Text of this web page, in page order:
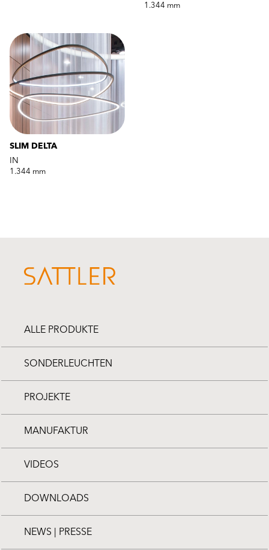
1.344 mm
SLIM DELTA
IN
1.344 mm
ALLE PRODUKTE
SONDERLEUCHTEN
PROJEKTE
MANUFAKTUR
VIDEOS
DOWNLOADS
NEWS | PRESSE